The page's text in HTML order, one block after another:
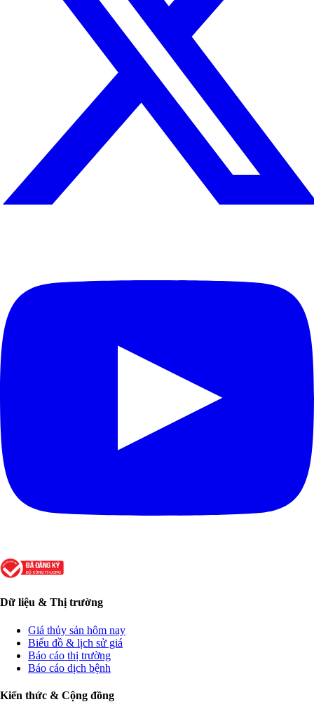
Dữ liệu & Thị trường
Giá thủy sản hôm nay
Biểu đồ & lịch sử giá
Báo cáo thị trường
Báo cáo dịch bệnh
Kiến thức & Cộng đồng